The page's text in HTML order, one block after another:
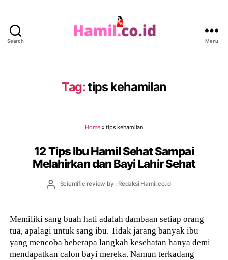
Search Menu
Tag:tips kehamilan
Home »tips kehamilan
12 Tips Ibu Hamil Sehat Sampai
Melahirkan dan Bayi Lahir Sehat
PostScientific review by : Redaksi Hamil.co.id
Memiliki sang buah hati adalah dambaan setiap orang
tua, apalagi untuk sang ibu. Tidak jarang banyak ibu
yang mencoba beberapa langkah kesehatan hanya demi
mendapatkan calon bayi mereka. Namun terkadang